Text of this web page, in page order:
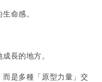
命感。
長的地方。
是多種「原型力量」交